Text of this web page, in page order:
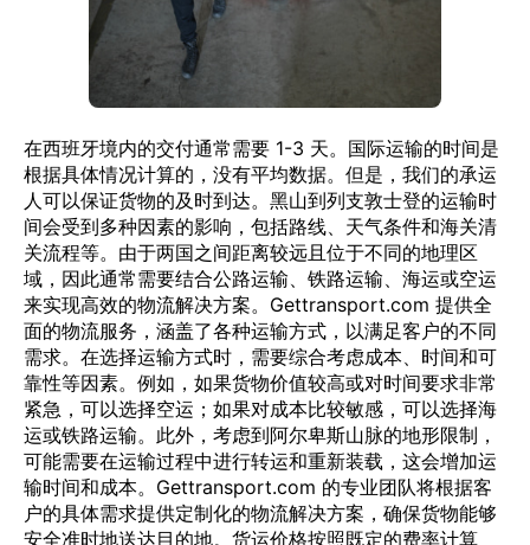
在西班牙境内的交付通常需要 1-3 天。国际运输的时间是
根据具体情况计算的，没有平均数据。但是，我们的承运
人可以保证货物的及时到达。黑山到列支敦士登的运输时
间会受到多种因素的影响，包括路线、天气条件和海关清
关流程等。由于两国之间距离较远且位于不同的地理区
域，因此通常需要结合公路运输、铁路运输、海运或空运
来实现高效的物流解决方案。Gettransport.com 提供全
面的物流服务，涵盖了各种运输方式，以满足客户的不同
需求。在选择运输方式时，需要综合考虑成本、时间和可
靠性等因素。例如，如果货物价值较高或对时间要求非常
紧急，可以选择空运；如果对成本比较敏感，可以选择海
运或铁路运输。此外，考虑到阿尔卑斯山脉的地形限制，
可能需要在运输过程中进行转运和重新装载，这会增加运
输时间和成本。Gettransport.com 的专业团队将根据客
户的具体需求提供定制化的物流解决方案，确保货物能够
安全准时地送达目的地。货运价格按照既定的费率计算